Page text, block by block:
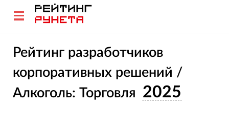
Рейтинг разработчиков
корпоративных решений /
Алкоголь: Торговля 2025